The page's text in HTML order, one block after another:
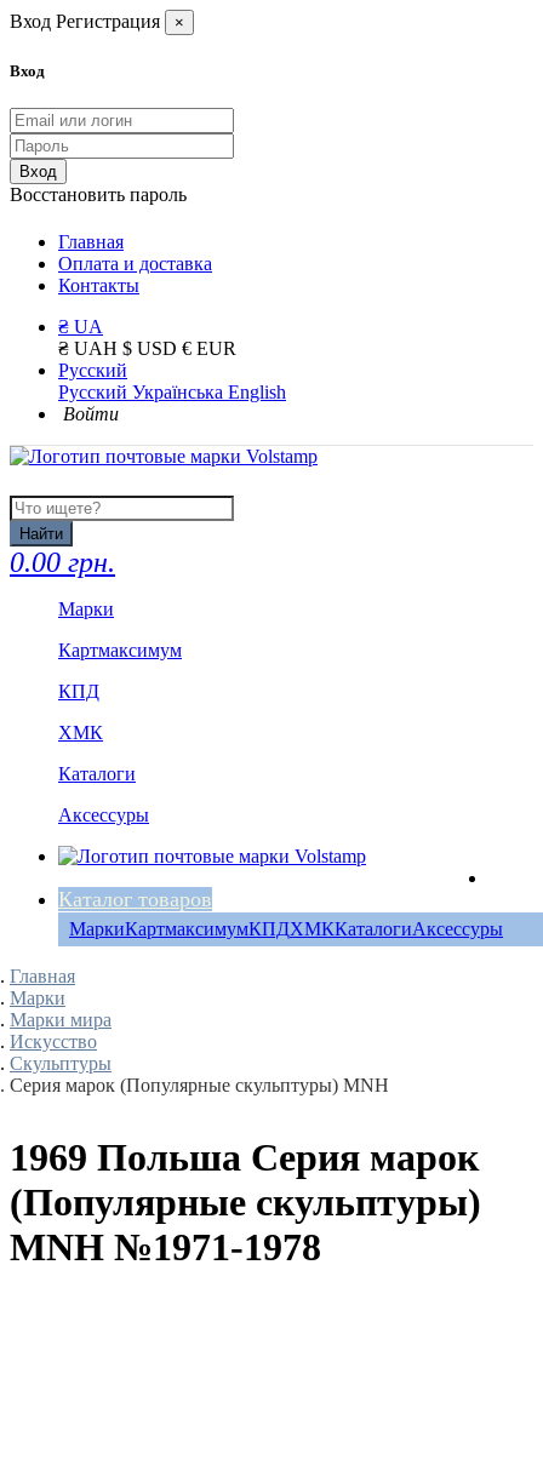
Вход Регистрация ×
Вход
Вход
Восстановить пароль
Главная
Оплата и доставка
Контакты
₴ UA
₴ UAH $ USD € EUR
Русский
Русский Українська English
Войти
Найти
0.00 грн.
Марки
Картмаксимум
КПД
ХМК
Каталоги
Аксессуры
Каталог товаров
МаркиКартмаксимумКПДХМККаталогиАксессуры
Главная
Марки
Марки мира
Искусство
Скульптуры
Серия марок (Популярные скульптуры) MNH
1969 Польша Серия марок
(Популярные скульптуры)
MNH №1971-1978